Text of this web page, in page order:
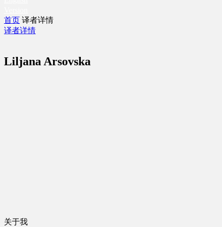
首页 译者详情
译者详情
Liljana Arsovska
关于我